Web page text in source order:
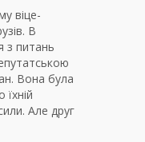
віце-
В
з питань
Вона була
їхній
Але друг